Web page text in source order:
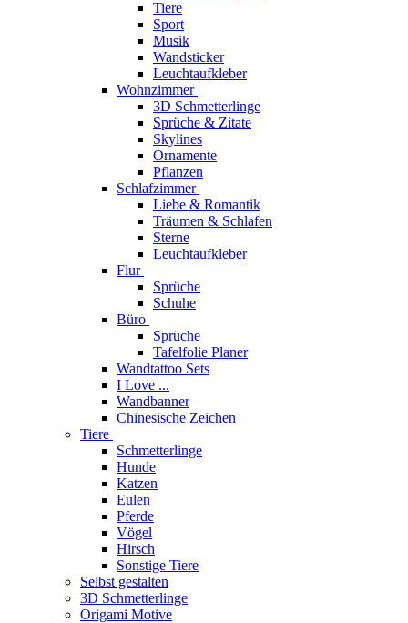
Tiere
Sport
Musik
Wandsticker
Leuchtaufkleber
Wohnzimmer
3D Schmetterlinge
Sprüche & Zitate
Skylines
Ornamente
Pflanzen
Schlafzimmer
Liebe & Romantik
Träumen & Schlafen
Sterne
Leuchtaufkleber
Flur
Sprüche
Schuhe
Büro
Sprüche
Tafelfolie Planer
Wandtattoo Sets
I Love ...
Wandbanner
Chinesische Zeichen
Tiere
Schmetterlinge
Hunde
Katzen
Eulen
Pferde
Vögel
Hirsch
Sonstige Tiere
Selbst gestalten
3D Schmetterlinge
Origami Motive